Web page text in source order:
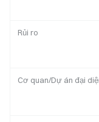
Rủi ro
Cơ quan/Dự án đại